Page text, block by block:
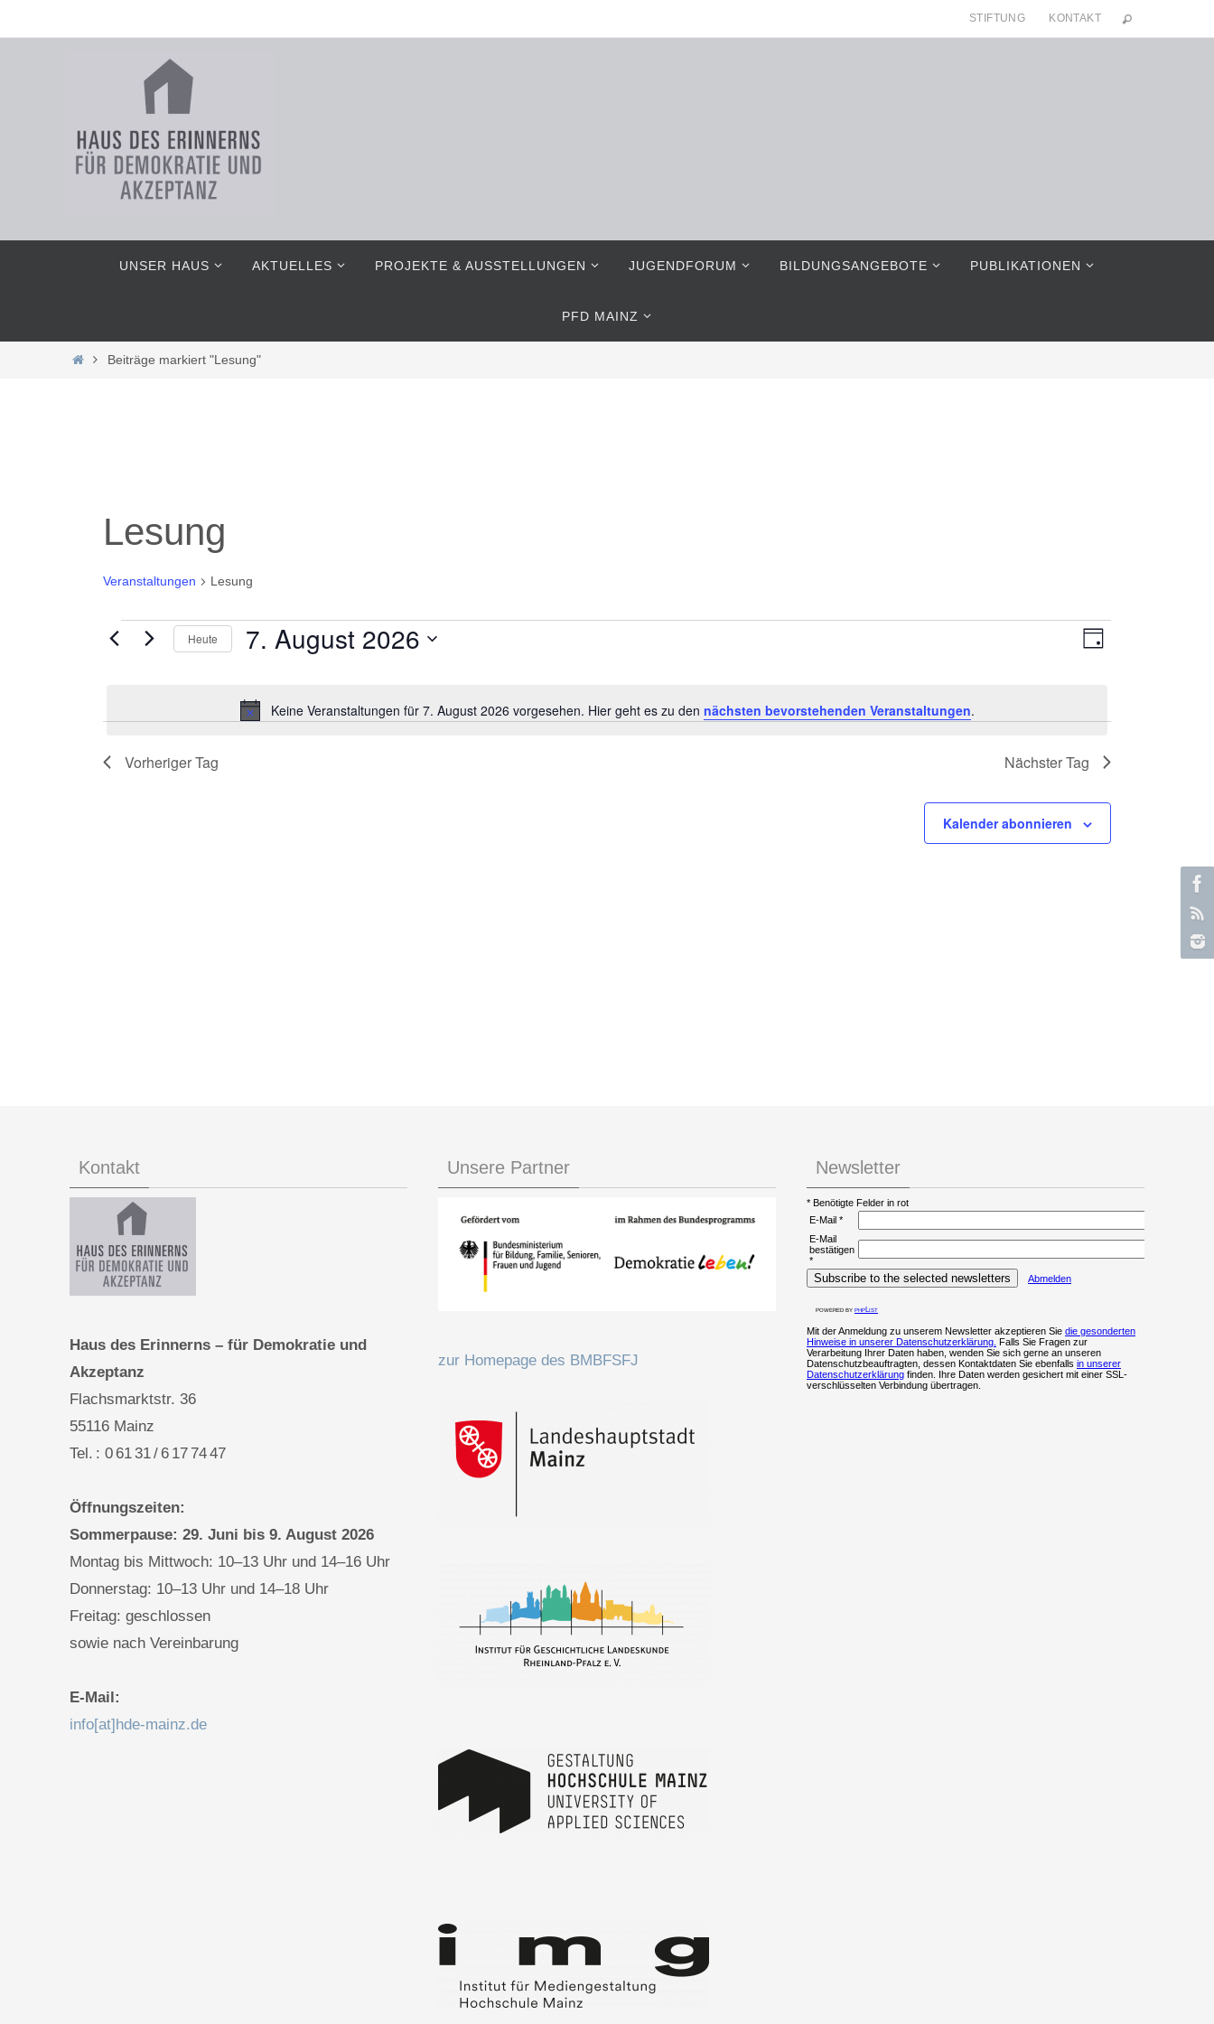
Inhalt
STIFTUNG KONTAKT
UNSER HAUS AKTUELLES PROJEKTE & AUSSTELLUNGEN JUGENDFORUM BILDUNGSANGEBOTE PUBLIKATIONEN
PFD MAINZ
HomeBeiträge markiert "Lesung"
Lesung
Veranstaltungen Lesung
Veranstaltungen
Hinweis
Keine Veranstaltungen für 7. August 2026 vorgesehen. Hier geht es zu den nächsten bevorstehenden Veranstaltungen.
Ansichten-
Veranstaltung
Tag
Heute 7. August 2026
wählen.
Vorheriger Tag Nächster Tag
Kalender abonnieren
Kontakt
Haus des Erinnerns – für Demokratie und
Akzeptanz
Flachsmarktstr. 36
55116 Mainz
Tel. : 0 61 31 / 6 17 74 47
Öffnungszeiten:
Sommerpause: 29. Juni bis 9. August 2026
Montag bis Mittwoch: 10–13 Uhr und 14–16 Uhr
Donnerstag: 10–13 Uhr und 14–18 Uhr
Freitag: geschlossen
sowie nach Vereinbarung
E-Mail:
info[at]hde-mainz.de
Unsere Partner
zur Homepage des BMBFSFJ
Newsletter